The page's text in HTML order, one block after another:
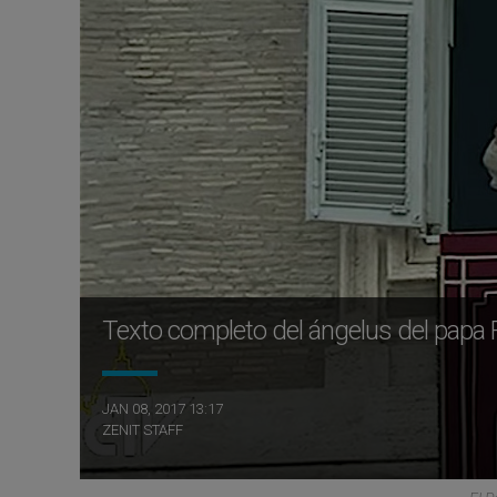
Texto completo del ángelus del papa
JAN 08, 2017 13:17
ZENIT STAFF